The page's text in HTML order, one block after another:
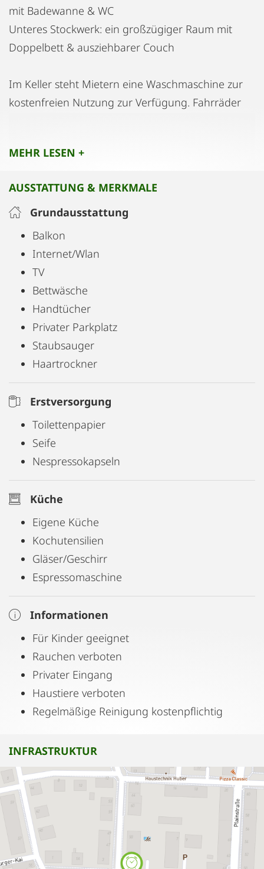
mit Badewanne & WC
Unteres Stockwerk: ein großzügiger Raum mit
Doppelbett & ausziehbarer Couch
Im Keller steht Mietern eine Waschmaschine zur
kostenfreien Nutzung zur Verfügung. Fahrräder
perfekt für für einen längeren Aufenthalt in
Salzburg
MEHR LESEN +
AUSSTATTUNG & MERKMALE
Grundausstattung
Balkon
Internet/Wlan
TV
Bettwäsche
Handtücher
Privater Parkplatz
Staubsauger
Haartrockner
Erstversorgung
Toilettenpapier
Seife
Nespressokapseln
Küche
Eigene Küche
Kochutensilien
Gläser/Geschirr
Espressomaschine
Informationen
Für Kinder geeignet
Rauchen verboten
Privater Eingang
Haustiere verboten
Regelmäßige Reinigung kostenpflichtig
INFRASTRUKTUR